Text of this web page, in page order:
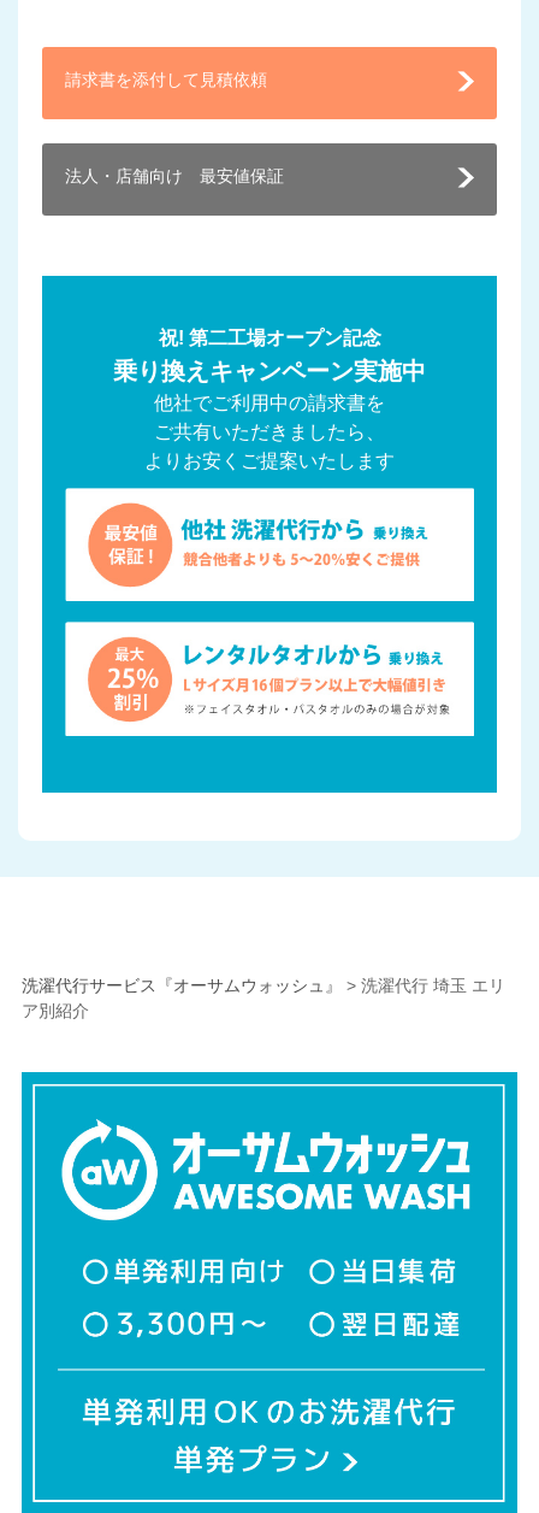
請求書を添付して見積依頼
法人・店舗向け 最安値保証
祝! 第二工場オープン記念
乗り換えキャンペーン実施中
他社でご利用中の請求書を
ご共有いただきましたら、
よりお安くご提案いたします
洗濯代行サービス『オーサムウォッシュ』 > 洗濯代行 埼玉 エリ
ア別紹介